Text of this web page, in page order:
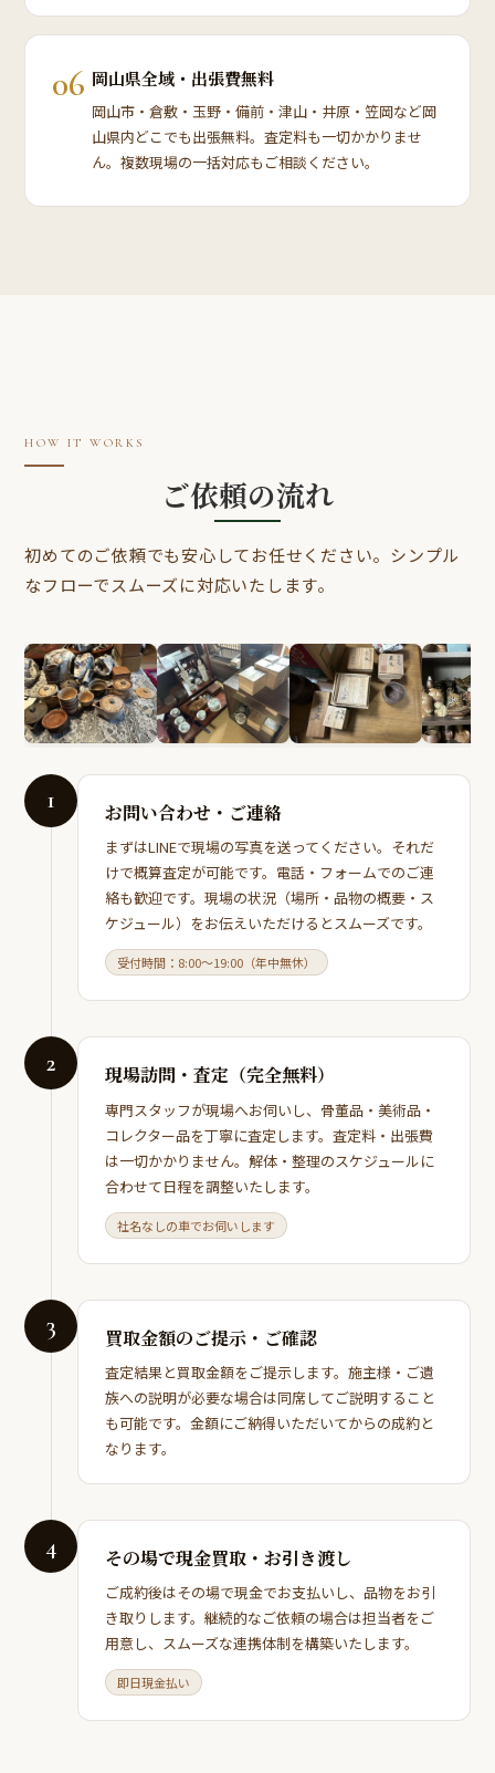
06 岡山県全域・出張費無料
岡山市・倉敷・玉野・備前・津山・井原・笠岡など岡
山県内どこでも出張無料。査定料も一切かかりませ
ん。複数現場の一括対応もご相談ください。
HOW IT WORKS
ご依頼の流れ
初めてのご依頼でも安心してお任せください。シンプル
なフローでスムーズに対応いたします。
1 お問い合わせ・ご連絡
まずはLINEで現場の写真を送ってください。それだ
けで概算査定が可能です。電話・フォームでのご連
絡も歓迎です。現場の状況（場所・品物の概要・ス
ケジュール）をお伝えいただけるとスムーズです。
受付時間：8:00～19:00（年中無休）
2 現場訪問・査定（完全無料）
専門スタッフが現場へお伺いし、骨董品・美術品・
コレクター品を丁寧に査定します。査定料・出張費
は一切かかりません。解体・整理のスケジュールに
合わせて日程を調整いたします。
社名なしの車でお伺いします
3 買取金額のご提示・ご確認
査定結果と買取金額をご提示します。施主様・ご遺
族への説明が必要な場合は同席してご説明すること
も可能です。金額にご納得いただいてからの成約と
なります。
4 その場で現金買取・お引き渡し
ご成約後はその場で現金でお支払いし、品物をお引
き取りします。継続的なご依頼の場合は担当者をご
用意し、スムーズな連携体制を構築いたします。
即日現金払い